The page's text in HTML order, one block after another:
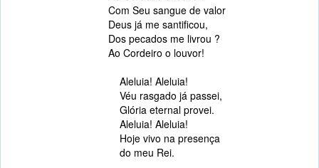
Com Seu sangue de valor
Deus já me santificou,
Dos pecados me livrou ?
Ao Cordeiro o louvor!
Aleluia! Aleluia!
Véu rasgado já passei,
Glória eternal provei.
Aleluia! Aleluia!
Hoje vivo na presença
do meu Rei.